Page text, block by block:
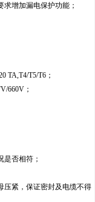
增加漏电保护功能；
TA,T4/T5/T6；
660V；
否相符；
压紧，保证密封及电缆不得